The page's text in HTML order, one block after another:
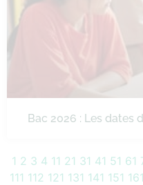
Bac 2026 : Les dates
1 2 3 4 11 21 31 41 51 61
111 112 121 131 141 151 161